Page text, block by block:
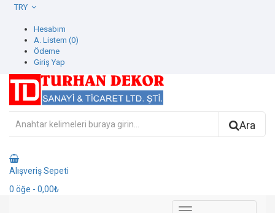
Hesabım
A. Listem (0)
Ödeme
Giriş Yap
Ara
Alışveriş Sepeti
0 öğe - 0,00₺